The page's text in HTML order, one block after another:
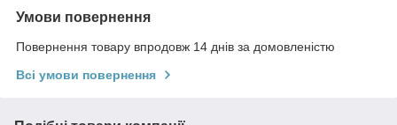
Умови повернення
Повернення товару впродовж 14 днів за домовленістю
Всі умови повернення